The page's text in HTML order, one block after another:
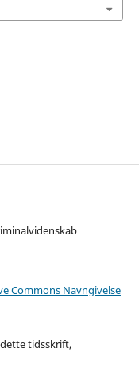
Commons Navngivelse
tidsskrift,